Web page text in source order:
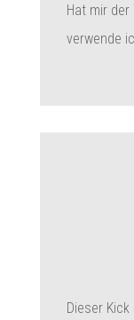
Hat mir
verwende
Dieser